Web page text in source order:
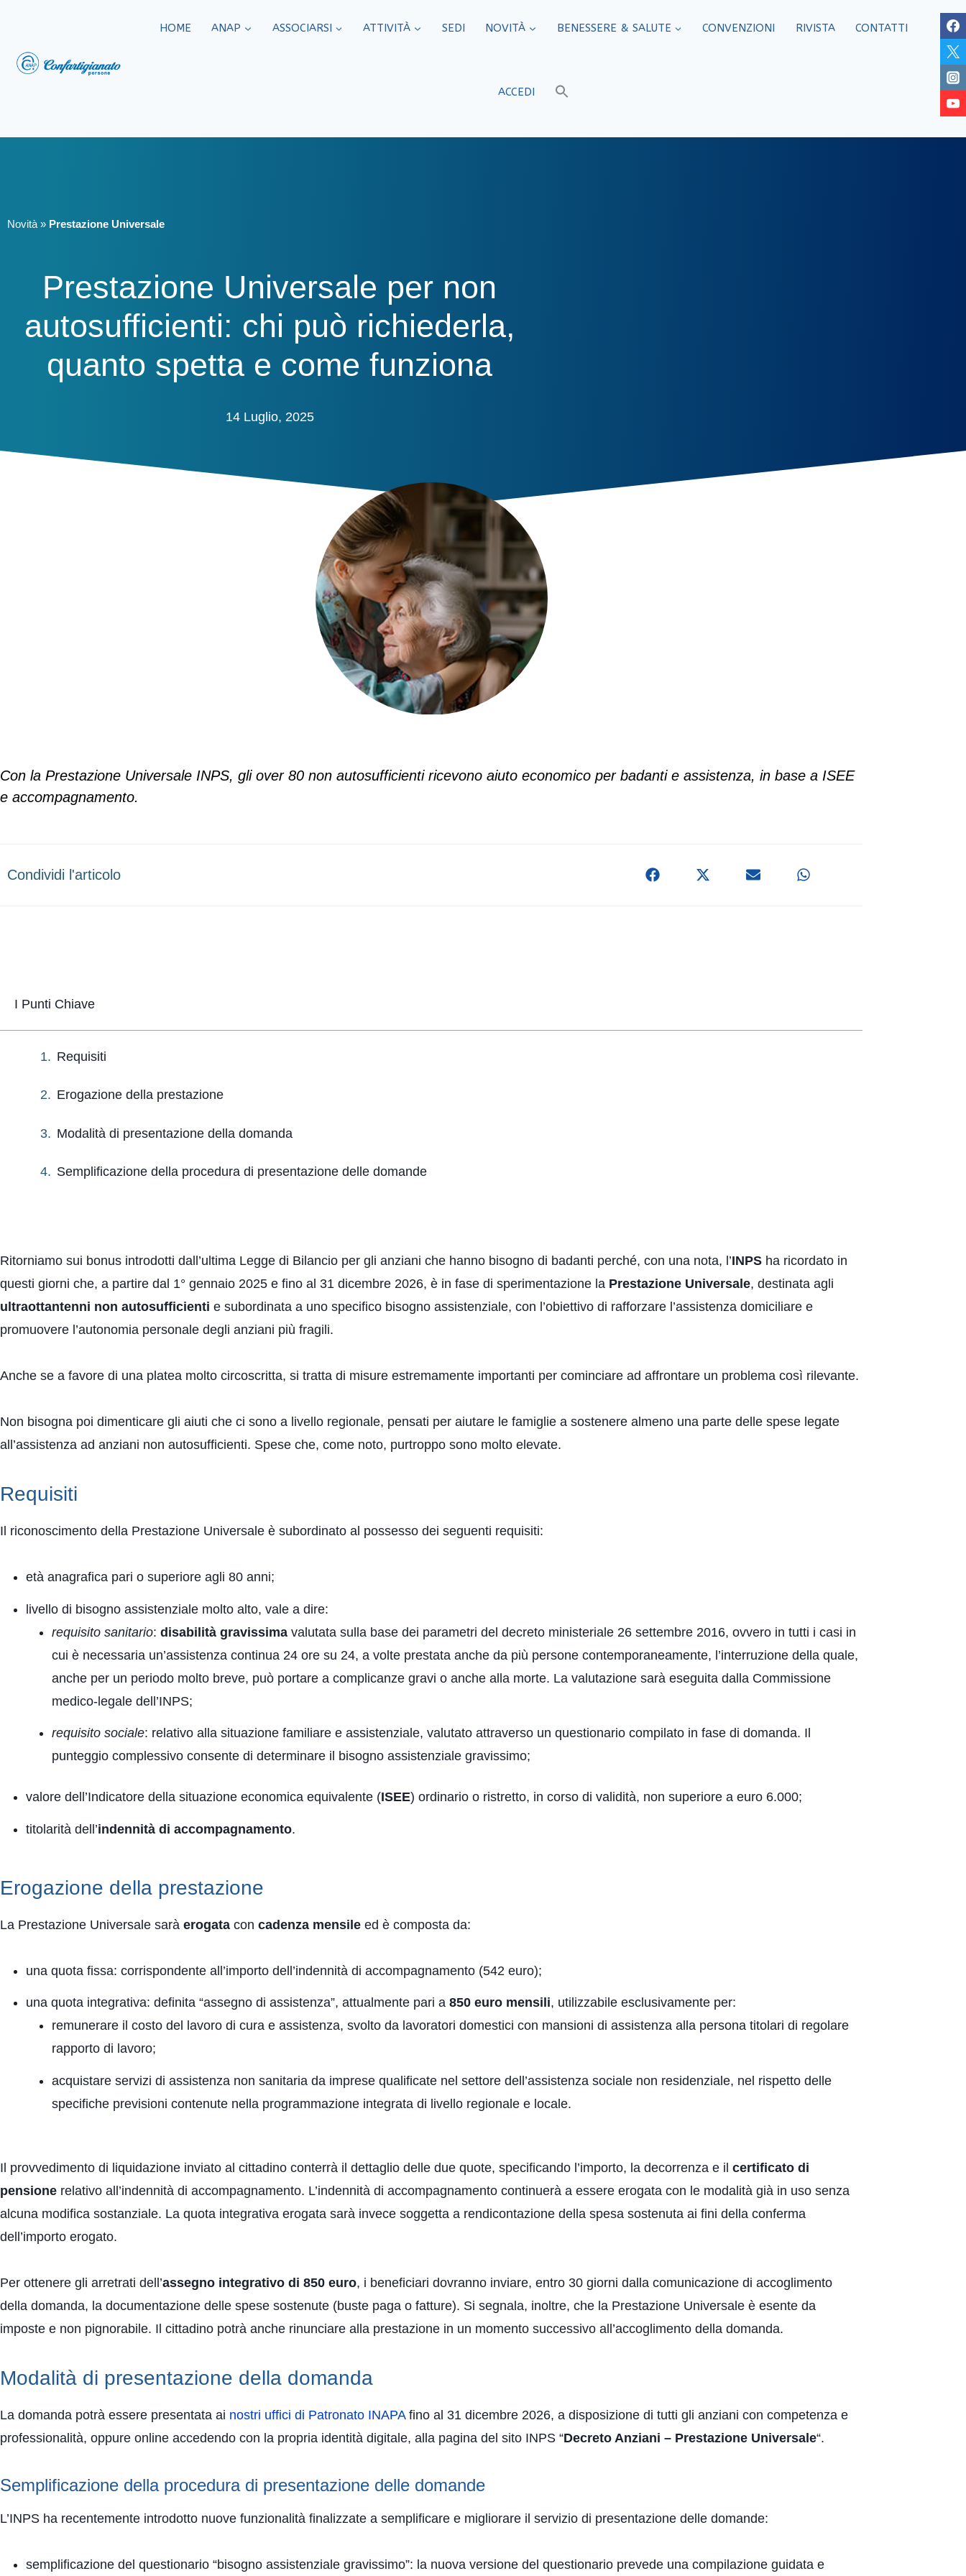
HOME ANAP ASSOCIARSI ATTIVITÀ SEDI​ NOVITÀ BENESSERE & SALUTE CONVENZIONI RIVISTA CONTATTI
ACCEDI
Novità » Prestazione Universale
Prestazione Universale per non
autosufficienti: chi può richiederla,
quanto spetta e come funziona
14 Luglio, 2025
Con la Prestazione Universale INPS, gli over 80 non autosufficienti ricevono aiuto economico per badanti e assistenza, in base a ISEE
e accompagnamento.
Condividi l'articolo
I Punti Chiave
Requisiti
Erogazione della prestazione
Modalità di presentazione della domanda
Semplificazione della procedura di presentazione delle domande
Ritorniamo sui bonus introdotti dall’ultima Legge di Bilancio per gli anziani che hanno bisogno di badanti perché, con una nota, l’INPS ha ricordato in
questi giorni che, a partire dal 1° gennaio 2025 e fino al 31 dicembre 2026, è in fase di sperimentazione la Prestazione Universale, destinata agli
ultraottantenni non autosufficienti e subordinata a uno specifico bisogno assistenziale, con l’obiettivo di rafforzare l’assistenza domiciliare e
promuovere l’autonomia personale degli anziani più fragili.
Anche se a favore di una platea molto circoscritta, si tratta di misure estremamente importanti per cominciare ad affrontare un problema così rilevante.
Non bisogna poi dimenticare gli aiuti che ci sono a livello regionale, pensati per aiutare le famiglie a sostenere almeno una parte delle spese legate
all’assistenza ad anziani non autosufficienti. Spese che, come noto, purtroppo sono molto elevate.
Requisiti
Il riconoscimento della Prestazione Universale è subordinato al possesso dei seguenti requisiti:
età anagrafica pari o superiore agli 80 anni;
livello di bisogno assistenziale molto alto, vale a dire:
requisito sanitario: disabilità gravissima valutata sulla base dei parametri del decreto ministeriale 26 settembre 2016, ovvero in tutti i casi in
cui è necessaria un’assistenza continua 24 ore su 24, a volte prestata anche da più persone contemporaneamente, l’interruzione della quale,
anche per un periodo molto breve, può portare a complicanze gravi o anche alla morte. La valutazione sarà eseguita dalla Commissione
medico-legale dell’INPS;
requisito sociale: relativo alla situazione familiare e assistenziale, valutato attraverso un questionario compilato in fase di domanda. Il
punteggio complessivo consente di determinare il bisogno assistenziale gravissimo;
valore dell’Indicatore della situazione economica equivalente (ISEE) ordinario o ristretto, in corso di validità, non superiore a euro 6.000;
titolarità dell’indennità di accompagnamento.
Erogazione della prestazione
La Prestazione Universale sarà erogata con cadenza mensile ed è composta da:
una quota fissa: corrispondente all’importo dell’indennità di accompagnamento (542 euro);
una quota integrativa: definita “assegno di assistenza”, attualmente pari a 850 euro mensili, utilizzabile esclusivamente per:
remunerare il costo del lavoro di cura e assistenza, svolto da lavoratori domestici con mansioni di assistenza alla persona titolari di regolare
rapporto di lavoro;
acquistare servizi di assistenza non sanitaria da imprese qualificate nel settore dell’assistenza sociale non residenziale, nel rispetto delle
specifiche previsioni contenute nella programmazione integrata di livello regionale e locale.
Il provvedimento di liquidazione inviato al cittadino conterrà il dettaglio delle due quote, specificando l’importo, la decorrenza e il certificato di
pensione relativo all’indennità di accompagnamento. L’indennità di accompagnamento continuerà a essere erogata con le modalità già in uso senza
alcuna modifica sostanziale. La quota integrativa erogata sarà invece soggetta a rendicontazione della spesa sostenuta ai fini della conferma
dell’importo erogato.
Per ottenere gli arretrati dell’assegno integrativo di 850 euro, i beneficiari dovranno inviare, entro 30 giorni dalla comunicazione di accoglimento
della domanda, la documentazione delle spese sostenute (buste paga o fatture). Si segnala, inoltre, che la Prestazione Universale è esente da
imposte e non pignorabile. Il cittadino potrà anche rinunciare alla prestazione in un momento successivo all’accoglimento della domanda.
Modalità di presentazione della domanda
La domanda potrà essere presentata ai nostri uffici di Patronato INAPAfino al 31 dicembre 2026, a disposizione di tutti gli anziani con competenza e
professionalità, oppure online accedendo con la propria identità digitale, alla pagina del sito INPS “Decreto Anziani – Prestazione Universale“.
Semplificazione della procedura di presentazione delle domande
L’INPS ha recentemente introdotto nuove funzionalità finalizzate a semplificare e migliorare il servizio di presentazione delle domande:
semplificazione del questionario “bisogno assistenziale gravissimo”: la nuova versione del questionario prevede una compilazione guidata e